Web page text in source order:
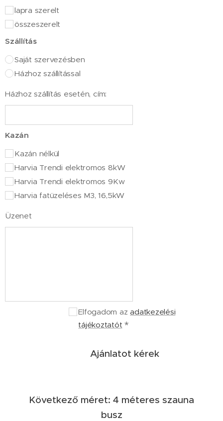
lapra szerelt
összeszerelt
Szállítás
Saját szervezésben
Házhoz szállítással
Házhoz szállítás esetén, cím:
Kazán
Kazán nélkül
Harvia Trendi elektromos 8kW
Harvia Trendi elektromos 9Kw
Harvia fatüzeléses M3, 16,5kW
Üzenet
Elfogadom azadatkezelési
tájékoztatót
Ajánlatot kérek
Következő méret: 4 méteres szauna
busz